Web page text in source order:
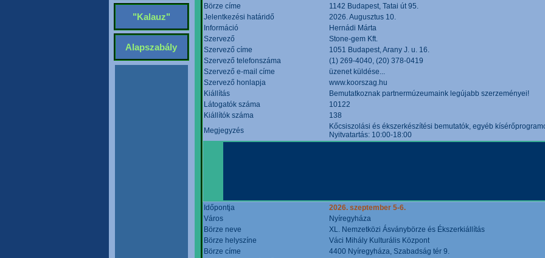
"Kalauz"
Alapszabály
Börze címe
1142 Budapest, Tatai út 95.
Jelentkezési határidő
2026. Augusztus 10.
Információ
Hernádi Márta
Szervező
Stone-gem Kft.
Szervező címe
1051 Budapest, Arany J. u. 16.
Szervező telefonszáma
(1) 269-4040, (20) 378-0419
Szervező e-mail címe
üzenet küldése...
Szervező honlapja
www.koorszag.hu
Kiállítás
Bemutatkoznak partnermúzeumaink legújabb szerzeményei!
Látogatók száma
10122
Kiállítók száma
138
Megjegyzés
Kőcsiszolási és ékszerkészítési bemutatók, egyéb
Nyitvatartás: 10:00-18:00
Időpontja
2026. szeptember 5-6.
Város
Nyíregyháza
Börze neve
XL. Nemzetközi Ásványbörze és Ékszerkiállítás
Börze helyszíne
Váci Mihály Kulturális Központ
Börze címe
4400 Nyíregyháza, Szabadság tér 9.